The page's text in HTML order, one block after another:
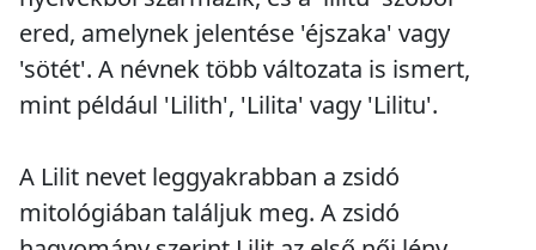
ered, amelynek jelentése 'éjszaka' vagy
'sötét'. A névnek több változata is ismert,
mint például 'Lilith', 'Lilita' vagy 'Lilitu'.
A Lilit nevet leggyakrabban a zsidó
mitológiában találjuk meg. A zsidó